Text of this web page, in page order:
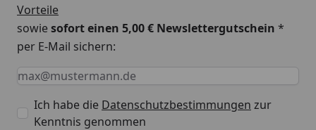
Vorteile
sowiesofort einen 5,00 € Newslettergutschein *
per E-Mail sichern:
Keine Eingabe erforderlich
Eingabe erforderlich
E-Mail *
Ich habe die Datenschutzbestimmungen zur
Kenntnis genommen